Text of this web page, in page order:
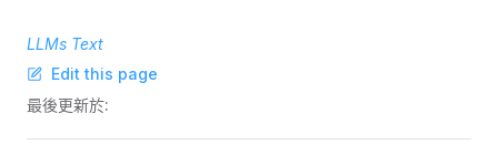
LLMs Text
Edit this page
最後更新於: